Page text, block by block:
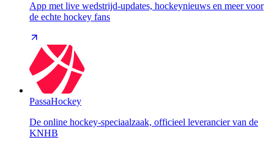
App met live wedstrijd-updates, hockeynieuws en meer voor
de echte hockey fans
PassaHockey
De online hockey-speciaalzaak, officieel leverancier van de
KNHB